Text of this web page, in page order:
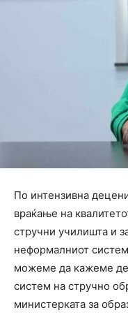
По интензивна
враќање на
стручни училишта и
неформалниот
можеме да кажеме
систем на стручно
министерката за